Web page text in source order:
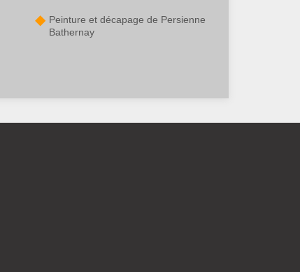
Peinture et décapage de Persienne
Bathernay